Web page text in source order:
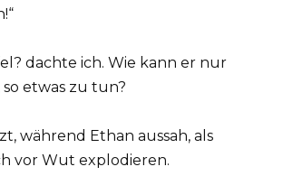
dachte ich. Wie kann er nur
etwas zu tun?
während Ethan aussah, als
vor Wut explodieren.